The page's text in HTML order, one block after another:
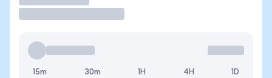
15m 30m 1H 4H 1D